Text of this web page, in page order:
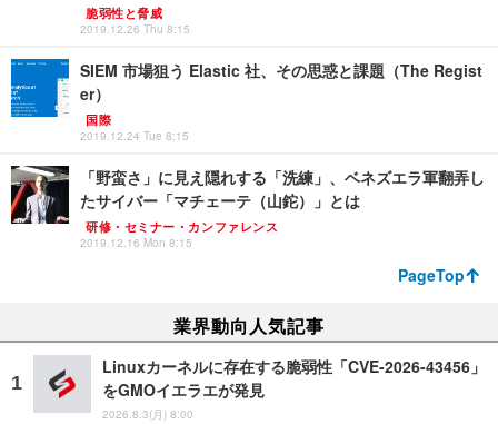
脆弱性と脅威
2019.12.26 Thu 8:15
SIEM 市場狙う Elastic 社、その思惑と課題（The Regist
er）
国際
2019.12.24 Tue 8:15
「野蛮さ」に見え隠れする「洗練」、ベネズエラ軍翻弄し
たサイバー「マチェーテ（山鉈）」とは
研修・セミナー・カンファレンス
2019.12.16 Mon 8:15
PageTop
業界動向人気記事
Linuxカーネルに存在する脆弱性「CVE-2026-43456」
をGMOイエラエが発見
2026.8.3(月) 8:00